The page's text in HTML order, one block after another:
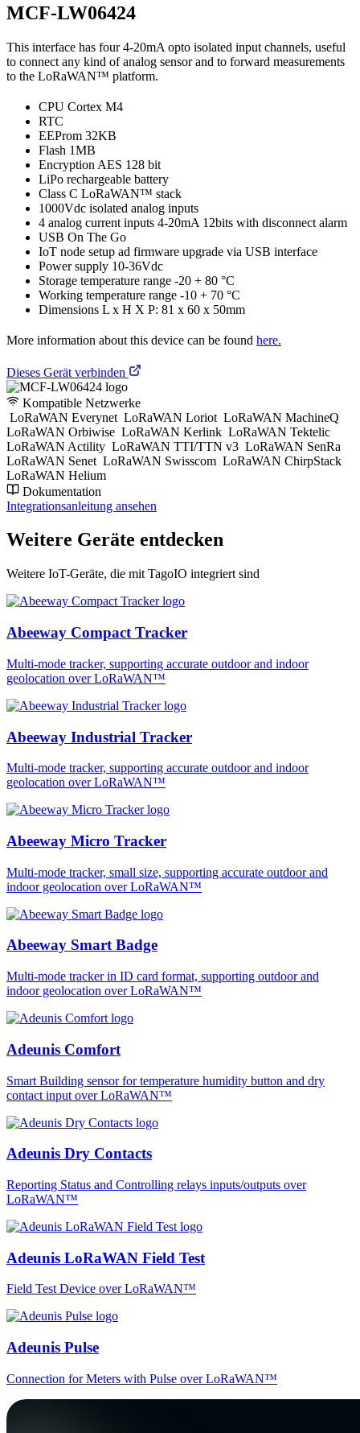
MCF-LW06424
This interface has four 4-20mA opto isolated input channels, useful
to connect any kind of analog sensor and to forward measurements
to the LoRaWAN™ platform.
CPU Cortex M4
RTC
EEProm 32KB
Flash 1MB
Encryption AES 128 bit
LiPo rechargeable battery
Class C LoRaWAN™ stack
1000Vdc isolated analog inputs
4 analog current inputs 4-20mA 12bits with disconnect alarm
USB On The Go
IoT node setup ad firmware upgrade via USB interface
Power supply 10-36Vdc
Storage temperature range -20 + 80 °C
Working temperature range -10 + 70 °C
Dimensions L x H X P: 81 x 60 x 50mm
More information about this device can be found here.
Dieses Gerät verbinden
Kompatible Netzwerke
LoRaWAN Everynet LoRaWAN Loriot LoRaWAN MachineQ
LoRaWAN Orbiwise LoRaWAN Kerlink LoRaWAN Tektelic
LoRaWAN Actility LoRaWAN TTI/TTN v3 LoRaWAN SenRa
LoRaWAN Senet LoRaWAN Swisscom LoRaWAN ChirpStack
LoRaWAN Helium
Dokumentation
Integrationsanleitung ansehen
Weitere Geräte entdecken
Weitere IoT-Geräte, die mit TagoIO integriert sind
Abeeway Compact Tracker
Multi-mode tracker, supporting accurate outdoor and indoor
geolocation over LoRaWAN™
Abeeway Industrial Tracker
Multi-mode tracker, supporting accurate outdoor and indoor
geolocation over LoRaWAN™
Abeeway Micro Tracker
Multi-mode tracker, small size, supporting accurate outdoor and
indoor geolocation over LoRaWAN™
Abeeway Smart Badge
Multi-mode tracker in ID card format, supporting outdoor and
indoor geolocation over LoRaWAN™
Adeunis Comfort
Smart Building sensor for temperature humidity button and dry
contact input over LoRaWAN™
Adeunis Dry Contacts
Reporting Status and Controlling relays inputs/outputs over
LoRaWAN™
Adeunis LoRaWAN Field Test
Field Test Device over LoRaWAN™
Adeunis Pulse
Connection for Meters with Pulse over LoRaWAN™